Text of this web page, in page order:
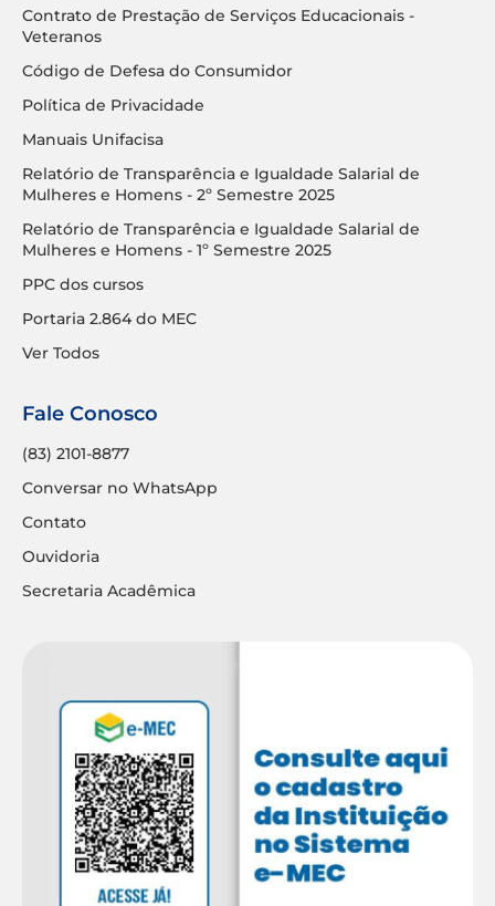
Contrato de Prestação de Serviços Educacionais -
Veteranos
Código de Defesa do Consumidor
Política de Privacidade
Manuais Unifacisa
Relatório de Transparência e Igualdade Salarial de
Mulheres e Homens - 2º Semestre 2025
Relatório de Transparência e Igualdade Salarial de
Mulheres e Homens - 1º Semestre 2025
PPC dos cursos
Portaria 2.864 do MEC
Ver Todos
Fale Conosco
(83) 2101-8877
Conversar no WhatsApp
Contato
Ouvidoria
Secretaria Acadêmica